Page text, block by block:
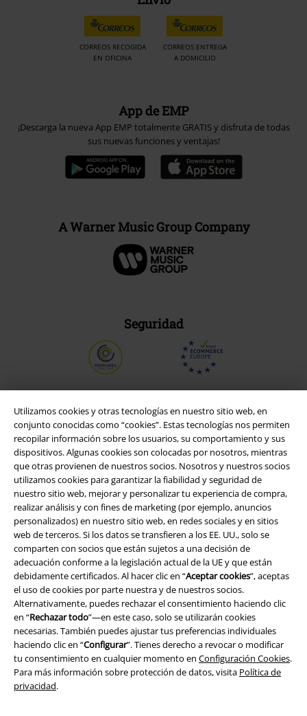
Utilizamos cookies y otras tecnologías en nuestro sitio web, en
conjunto conocidas como “cookies”. Estas tecnologías nos permiten
recopilar información sobre los usuarios, su comportamiento y sus
dispositivos. Algunas cookies son colocadas por nosotros, mientras
que otras provienen de nuestros socios. Nosotros y nuestros socios
utilizamos cookies para garantizar la fiabilidad y seguridad de
nuestro sitio web, mejorar y personalizar tu experiencia de compra,
realizar análisis y con fines de marketing (por ejemplo, anuncios
personalizados) en nuestro sitio web, en redes sociales y en sitios
web de terceros. Si los datos se transfieren a los EE. UU., solo se
comparten con socios que están sujetos a una decisión de
adecuación conforme a la legislación actual de la UE y que están
debidamente certificados. Al hacer clic en “Aceptar cookies”, aceptas
el uso de cookies por parte nuestra y de nuestros socios.
Alternativamente, puedes rechazar el consentimiento haciendo clic
en “Rechazar todo”—en este caso, solo se utilizarán cookies
necesarias. También puedes ajustar tus preferencias individuales
haciendo clic en “Configurar”. Tienes derecho a revocar o modificar
tu consentimiento en cualquier momento en Configuración Cookies.
Para más información sobre protección de datos, visita Política de
privacidad.
CORREOS RECOGIDA
EN OFICINA
CORREOS ENTREGA
A DOMICILIO
App de EMP
¡Descarga la nueva App EMP totalmente GRATIS y disfruta de todas
sus nuevas funciones y ventajas!
A Warner Music Group Company
Seguridad
Legal
Términos y Condiciones
Aviso Legal
Ley protección de datos
Eliminación de residuos y protección del medioambiente
Declaración de Conformidad